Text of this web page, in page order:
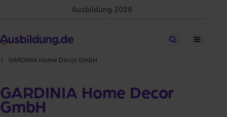
Ausbildung 2026
Stellen finden
GARDINIA Home Decor GmbH
GARDINIA Home Decor
GmbH